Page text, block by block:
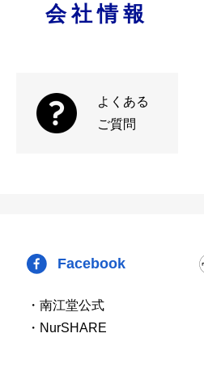
会社情報
よくある
ご質問
Facebook
・南江堂公式
・NurSHARE